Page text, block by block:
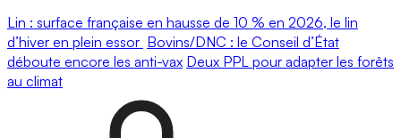
Lin : surface française en hausse de 10 % en 2026, le lin
d’hiver en plein essor Bovins/DNC : le Conseil d’État
déboute encore les anti-vax Deux PPL pour adapter les forêts
au climat